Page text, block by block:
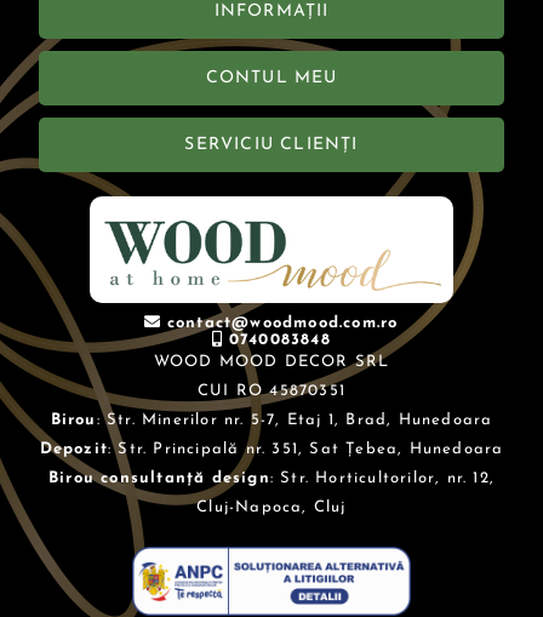
INFORMAȚII
CONTUL MEU
SERVICIU CLIENȚI
contact@woodmood.com.ro
0740083848
WOOD MOOD DECOR SRL
CUI RO 45870351
Birou : Str. Minerilor nr. 5-7, Etaj 1, Brad, Hunedoara
Depozit: Str. Principală nr. 351, Sat Țebea, Hunedoara
Birou consultanță design: Str. Horticultorilor, nr. 12,
Cluj-Napoca, Cluj